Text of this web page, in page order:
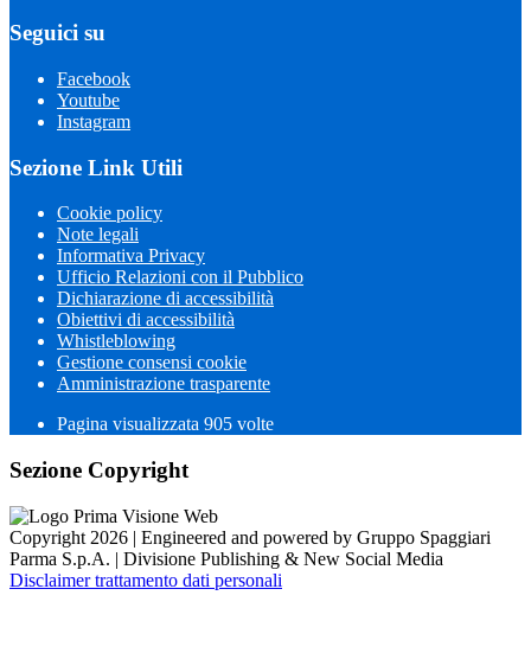
Seguici su
Facebook
Youtube
Instagram
Sezione Link Utili
Cookie policy
Note legali
Informativa Privacy
Ufficio Relazioni con il Pubblico
Dichiarazione di accessibilità
Obiettivi di accessibilità
Whistleblowing
Gestione consensi cookie
Amministrazione trasparente
Pagina visualizzata 905 volte
Sezione Copyright
Copyright 2026 | Engineered and powered by Gruppo Spaggiari
Parma S.p.A. | Divisione Publishing & New Social Media
Disclaimer trattamento dati personali